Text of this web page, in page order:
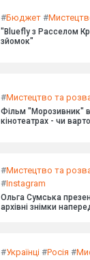
#Бюджет #
"Bluefly з Расселом
зйомок"
#Мистецтво та
Фільм "Морозивник"
кінотеатрах - чи
#Мистецтво та
#Instagram
Ольга Сумська
архівні знімки
#Українці #Росія #